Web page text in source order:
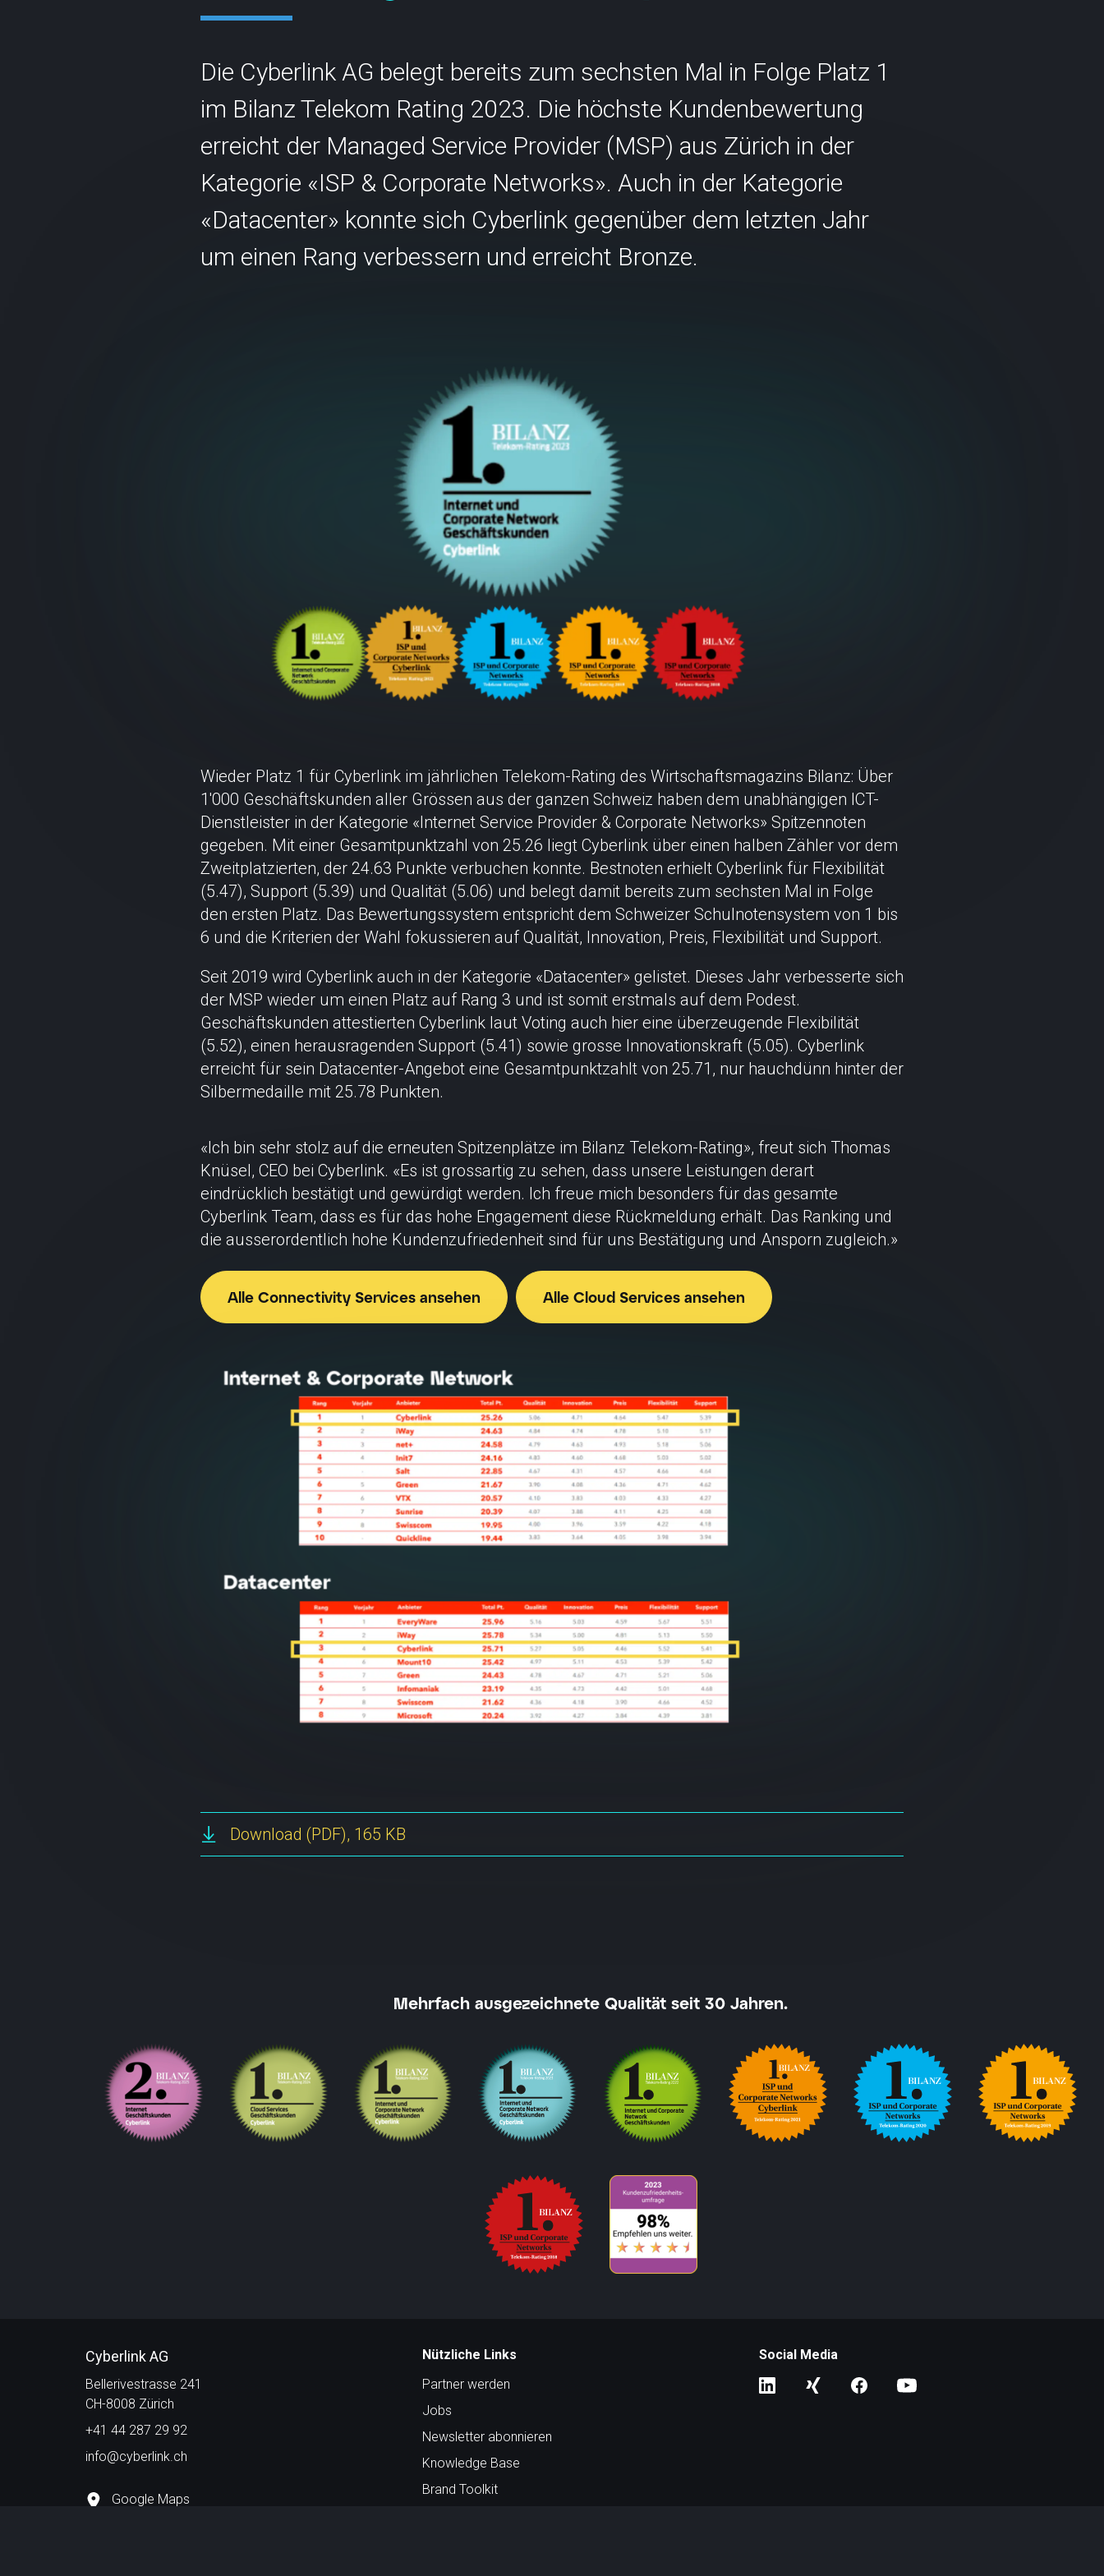
Kontakt
info@cyberlink.ch
+41 44 287 29 92
Status Support
Die Cyberlink AG belegt bereits zum sechsten Mal in Folge Platz 1
im Bilanz Telekom Rating 2023. Die höchste Kundenbewertung
erreicht der Managed Service Provider (MSP) aus Zürich in der
Kategorie «ISP & Corporate Networks». Auch in der Kategorie
«Datacenter» konnte sich Cyberlink gegenüber dem letzten Jahr
um einen Rang verbessern und erreicht Bronze.
Wieder Platz 1 für Cyberlink im jährlichen Telekom-Rating des Wirtschaftsmagazins Bilanz: Über
1'000 Geschäftskunden aller Grössen aus der ganzen Schweiz haben dem unabhängigen ICT-
Dienstleister in der Kategorie «Internet Service Provider & Corporate Networks» Spitzennoten
gegeben. Mit einer Gesamtpunktzahl von 25.26 liegt Cyberlink über einen halben Zähler vor dem
Zweitplatzierten, der 24.63 Punkte verbuchen konnte. Bestnoten erhielt Cyberlink für Flexibilität
(5.47), Support (5.39) und Qualität (5.06) und belegt damit bereits zum sechsten Mal in Folge
den ersten Platz. Das Bewertungssystem entspricht dem Schweizer Schulnotensystem von 1 bis
6 und die Kriterien der Wahl fokussieren auf Qualität, Innovation, Preis, Flexibilität und Support.
Seit 2019 wird Cyberlink auch in der Kategorie «Datacenter» gelistet. Dieses Jahr verbesserte sich
der MSP wieder um einen Platz auf Rang 3 und ist somit erstmals auf dem Podest.
Geschäftskunden attestierten Cyberlink laut Voting auch hier eine überzeugende Flexibilität
(5.52), einen herausragenden Support (5.41) sowie grosse Innovationskraft (5.05). Cyberlink
erreicht für sein Datacenter-Angebot eine Gesamtpunktzahlt von 25.71, nur hauchdünn hinter der
Silbermedaille mit 25.78 Punkten.
«Ich bin sehr stolz auf die erneuten Spitzenplätze im Bilanz Telekom-Rating», freut sich Thomas
Knüsel, CEO bei Cyberlink. «Es ist grossartig zu sehen, dass unsere Leistungen derart
eindrücklich bestätigt und gewürdigt werden. Ich freue mich besonders für das gesamte
Cyberlink Team, dass es für das hohe Engagement diese Rückmeldung erhält. Das Ranking und
die ausserordentlich hohe Kundenzufriedenheit sind für uns Bestätigung und Ansporn zugleich.»
Alle Connectivity Services ansehen Alle Cloud Services ansehen
Download (PDF), 165 KB
Mehrfach ausgezeichnete Qualität seit 30 Jahren.
Cyberlink AG
Bellerivestrasse 241
CH-8008 Zürich
+41 44 287 29 92
info@cyberlink.ch
Google Maps
Nützliche Links
Partner werden
Jobs
Newsletter abonnieren
Knowledge Base
Brand Toolkit
Social Media